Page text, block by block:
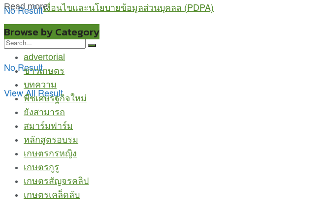
เงื่อนไขและนโยบายข้อมูลส่วนบุคลล (PDPA)
No Result
View All Result
No Result
View All Result
Read more
Browse by Category
advertorial
ข่าวเกษตร
บทความ
พืชเศษรฐกิจใหม่
ยังสามารถ
สมาร์มฟาร์ม
หลักสูตรอบรม
เกษตรกรหญิง
เกษตรกูรู
เกษตรสัญจรคลิป
เกษตรเคล็ดลับ